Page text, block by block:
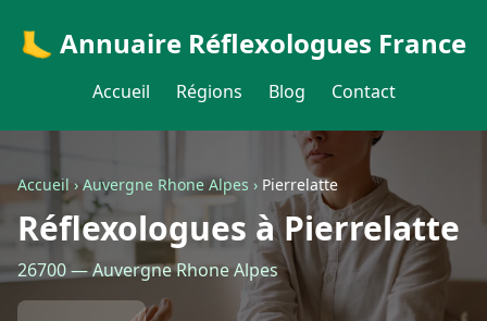
🦶 Annuaire Réflexologues France
Accueil Régions Blog Contact
Accueil›Auvergne Rhone Alpes › Pierrelatte
Réflexologues à Pierrelatte
26700 — Auvergne Rhone Alpes